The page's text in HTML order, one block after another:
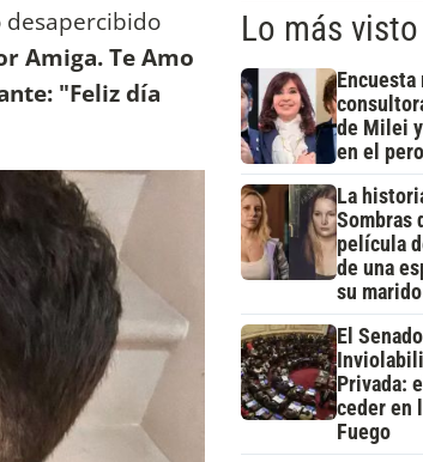
desapercibido
Amiga. Te Amo
"Feliz día
Lo más
Encuesta
de Milei
en el
La
Sombras
película
de una
su marido
El
Privada:
ceder en
Fuego